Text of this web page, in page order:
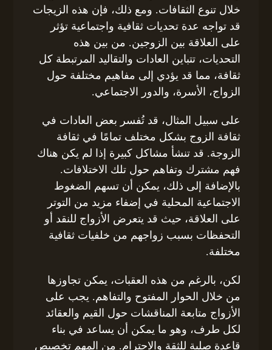
خلال تنوع الثقافات. ومع ذلك، فإن هذه الزيجات
قد تواجه عدة تحديات ثقافية واجتماعية تؤثر
على العلاقة بين الزوجين. من بين هذه
التحديات، تتباين العادات والتقاليد المرتبطة كل
ثقافة، مما قد يؤدي إلى مفاهيم مختلفة حول
الزواج، الأسرة، والدور الاجتماعي.
على سبيل المثال، قد تُفسر بعض العادات في
ثقافة الزوج بشكل مختلف تمامًا في ثقافة
الزوجة. قد تنشأ مشاكل كبيرة إذا لم يكن هناك
فهم مشترك وتفاهم حول تلك الاختلافات.
بالإضافة إلى ذلك، يمكن أن تسهم الضغوط
الاجتماعية المحلية في إضفاء مزيد من التوتر
على العلاقة، حيث قد يتعرض الأزواج للنقد أو
التحفظات بسبب زواجهم من خلفيات ثقافية
مختلفة.
لكن، بالرغم من هذه العقبات، يمكن تجاوزها
من خلال الحوار المفتوح والتفاهم. يجب على
الأزواج متابعة المناقشات حول القيم والعقائد
لكل طرف، وهو ما يمكن أن يساعد في بناء
قاعدة صلبة للثقة والاحترام. من المهم تخصيص